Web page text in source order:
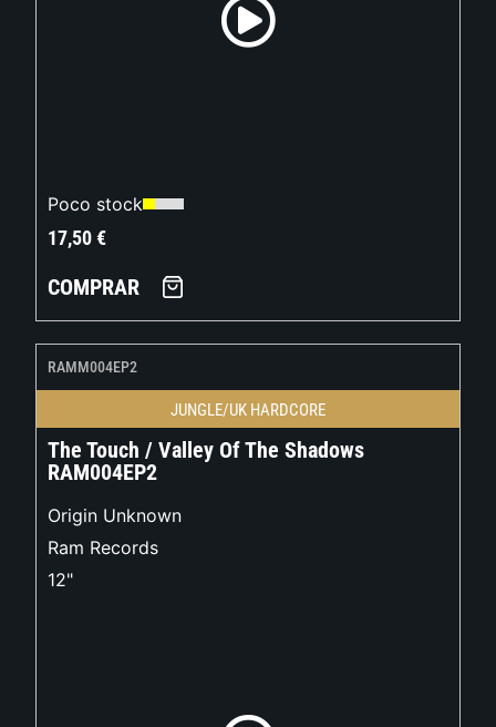
Poco stock
17,50€
COMPRAR
RAMM004EP2
JUNGLE/UK HARDCORE
The Touch / Valley Of The Shadows
RAM004EP2
Origin Unknown
Ram Records
12"